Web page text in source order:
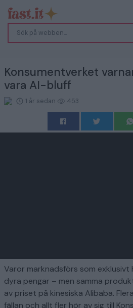
Konsumentverket
vara AI-bluff
1 år sedan 453
Varor marknadsförs som
dyra pengar – men samma
av priset på kinesiska Alibaba.
fällan och allt fler hör av sig till